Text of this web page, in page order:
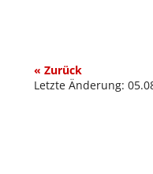
« Zurück
Letzte Änderung: